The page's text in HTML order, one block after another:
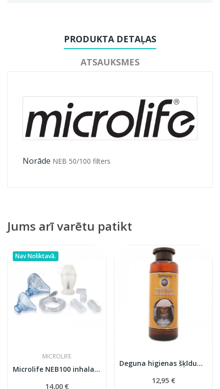
PRODUKTA DETAĻAS
ATSAUKSMES
Norāde NEB 50/100 filters
Jums arī varētu patikt
Nav Noliktavā.
MICROLIFE
Microlife NEB100 inhalatora komplekts
14,00 €
Deguna higienas šķīdums 950 ml
12,95 €